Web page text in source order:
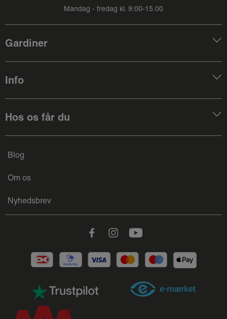
Mandag - fredag kl. 9:00-15.00
Gardiner
Info
Hos os får du
Blog
Om os
Nyhedsbrev
FacebookInstagramYoutube